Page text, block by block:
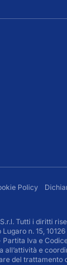
Policy
Tutti i diritti
n. 15,
Partita Iva e
e
del trattamento